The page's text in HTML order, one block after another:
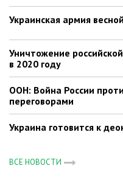
Украинская армия
Уничтожение
в 2020 году
ООН: Война России
переговорами
Украина готовится к
ВСЕ НОВОСТИ